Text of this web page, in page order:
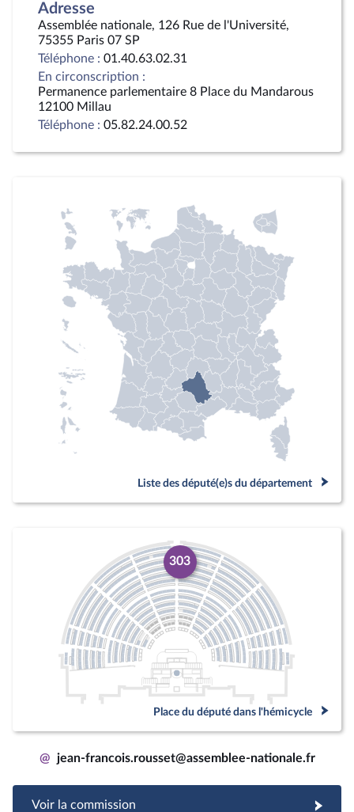
Adresse
Assemblée nationale, 126 Rue de l'Université,
75355 Paris 07 SP
Téléphone : 01.40.63.02.31
En circonscription :
Permanence parlementaire 8 Place du Mandarous
12100 Millau
Téléphone : 05.82.24.00.52
Liste des député(e)s du département
303
Place du député dans l'hémicycle
@ jean-francois.rousset@assemblee-nationale.fr
Voir la commission